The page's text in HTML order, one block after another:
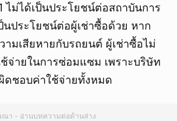
ไม่ได้เป็นประโยชน์ต่อสถาบันการ
นประโยชน์ต่อผู้เช่าซื้อด้วย หาก
ามเสียหายกับรถยนต์ ผู้เช่าซื้อไม่
ช้จ่ายในการซ่อมแซม เพราะบริษัท
ดชอบค่าใช้จ่ายทั้งหมด
ณา - อ่านบทความต่อด้านล่าง